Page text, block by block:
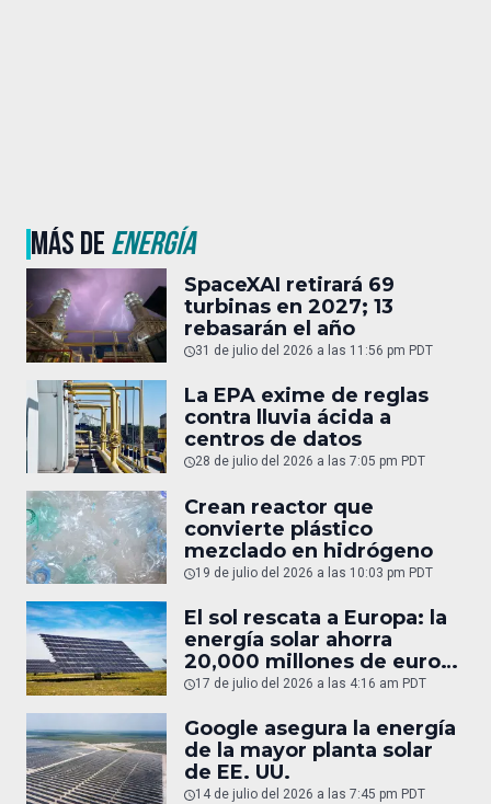
MÁS DEENERGÍA
SpaceXAI retirará 69
turbinas en 2027; 13
rebasarán el año
31 de julio del 2026 a las 11:56 pm PDT
La EPA exime de reglas
contra lluvia ácida a
centros de datos
28 de julio del 2026 a las 7:05 pm PDT
Crean reactor que
convierte plástico
mezclado en hidrógeno
19 de julio del 2026 a las 10:03 pm PDT
El sol rescata a Europa: la
energía solar ahorra
20,000 millones de euros
en gas
17 de julio del 2026 a las 4:16 am PDT
Google asegura la energía
de la mayor planta solar
de EE. UU.
14 de julio del 2026 a las 7:45 pm PDT